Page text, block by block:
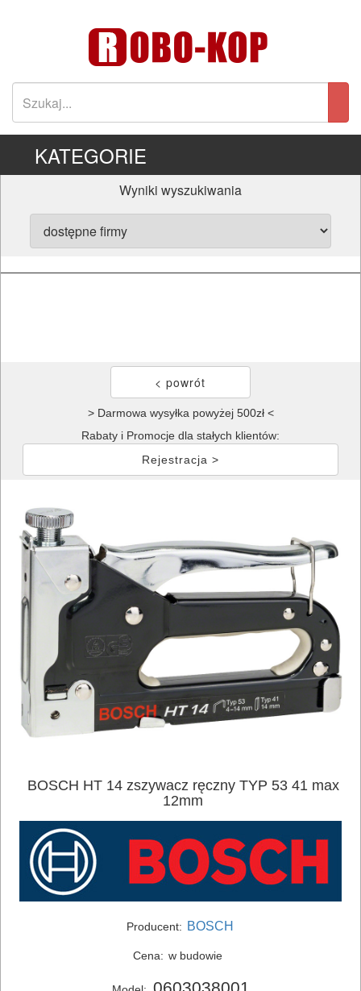
ELEKTRONARZĘDZIA
SIECIOWE
ELEKTRONARZĘDZIA
AKUMULATOROWE
OSPRZĘT
AKCESORIA
ELEKTRONARZĘDZI
MAGAZYNOWANIE
KATEGORIE
Wyniki wyszukiwania
> Darmowa wysyłka powyżej 500zł <
Rabaty i Promocje dla stałych klientów:
Rejestracja >
BOSCH HT 14 zszywacz ręczny TYP 53 41 max
12mm
Producent: BOSCH
Cena: w budowie
0603038001